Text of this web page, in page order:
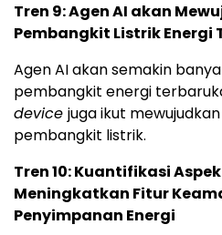
Tren 9: Agen AI akan
Pembangkit Listrik Energi
Agen AI akan semakin
pembangkit energi
device juga ikut
pembangkit listrik.
Tren 10: Kuantifikasi
Meningkatkan Fitur
Penyimpanan Energi